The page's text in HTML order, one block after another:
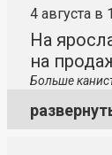
4 августа в
На
на
Больше